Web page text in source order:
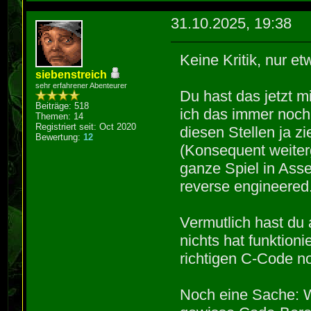
1 warning
from 'int' to
254 to -2 [-
12);
|
1 warning
overflow;
269 |
|
|
void*,
of size 900
Wstringop-
1000);
1733 |
seg64,
|
/usr/include/
function
declared
siebenstreich
sehr erfahrener Abenteurer
Beiträge: 518
Themen: 14
Registriert seit: Oct 2020
Bewertung: 12
31.10.2025, 19:38
Keine Kritik, nur
Du hast das jetzt
ich das immer
diesen Stellen ja
(Konsequent
ganze Spiel in
reverse
Vermutlich hast du
nichts hat
richtigen C-Code
Noch eine Sache: